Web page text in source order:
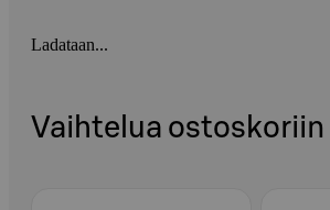
Ladataan...
Vaihtelua ostoskoriin